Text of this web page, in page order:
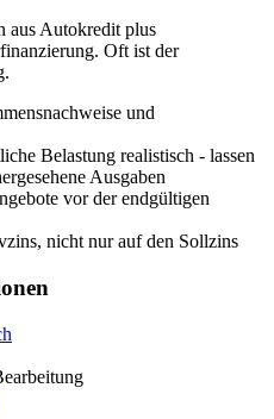
aus Autokredit plus
Oft ist der
und
Belastung realistisch - lassen
Ausgaben
vor der endgültigen
nicht nur auf den Sollzins